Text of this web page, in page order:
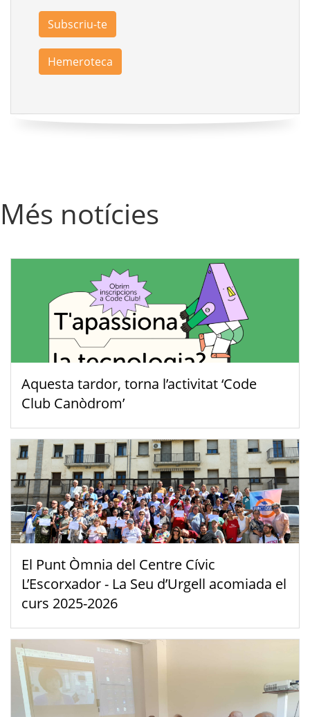
Subscriu-te
Hemeroteca
Més notícies
Aquesta tardor, torna l’activitat ‘Code
Club Canòdrom’
El Punt Òmnia del Centre Cívic
L’Escorxador - La Seu d’Urgell acomiada el
curs 2025-2026